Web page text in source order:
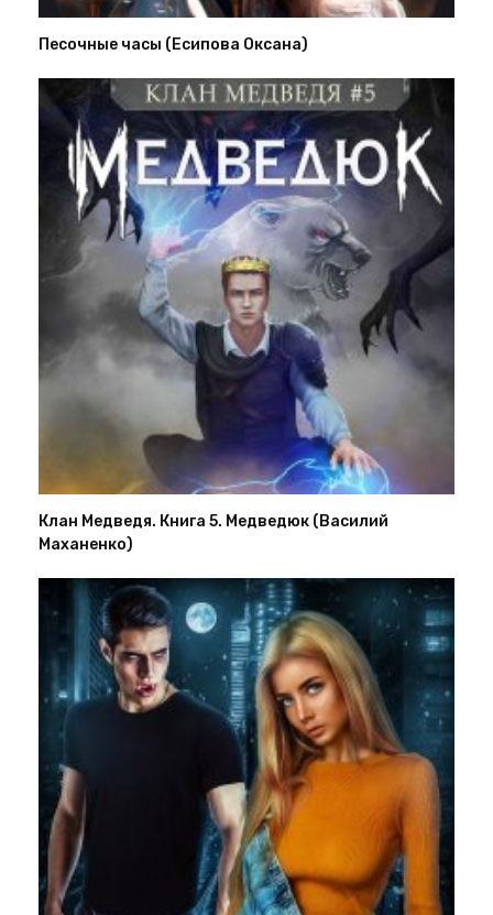
Песочные часы (Есипова Оксана)
Клан Медведя. Книга 5. Медведюк (Василий
Маханенко)